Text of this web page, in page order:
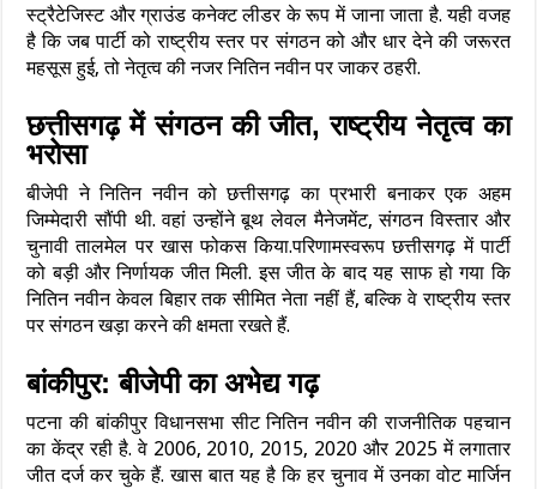
स्ट्रैटेजिस्ट और ग्राउंड कनेक्ट लीडर के रूप में जाना जाता है. यही वजह
है कि जब पार्टी को राष्ट्रीय स्तर पर संगठन को और धार देने की जरूरत
महसूस हुई, तो नेतृत्व की नजर नितिन नवीन पर जाकर ठहरी.
छत्तीसगढ़ में संगठन की जीत, राष्ट्रीय नेतृत्व का
भरोसा
बीजेपी ने नितिन नवीन को छत्तीसगढ़ का प्रभारी बनाकर एक अहम
जिम्मेदारी सौंपी थी. वहां उन्होंने बूथ लेवल मैनेजमेंट, संगठन विस्तार और
चुनावी तालमेल पर खास फोकस किया.परिणामस्वरूप छत्तीसगढ़ में पार्टी
को बड़ी और निर्णायक जीत मिली. इस जीत के बाद यह साफ हो गया कि
नितिन नवीन केवल बिहार तक सीमित नेता नहीं हैं, बल्कि वे राष्ट्रीय स्तर
पर संगठन खड़ा करने की क्षमता रखते हैं.
बांकीपुर: बीजेपी का अभेद्य गढ़
पटना की बांकीपुर विधानसभा सीट नितिन नवीन की राजनीतिक पहचान
का केंद्र रही है. वे 2006, 2010, 2015, 2020 और 2025 में लगातार
जीत दर्ज कर चुके हैं. खास बात यह है कि हर चुनाव में उनका वोट मार्जिन